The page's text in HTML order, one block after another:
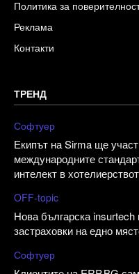
Политика за
Реклама
Контакти
ТРЕНД
Софтуер
Екипът на Sirma ще
международните
интелект в
OFF-topic
Нова българска
застраховки на едно
Софтуер